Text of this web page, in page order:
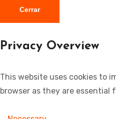
Cerrar
Privacy Overview
This website uses cookies to
browser as they are